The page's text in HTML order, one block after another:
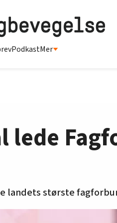
PodkastMer
lede
landets største